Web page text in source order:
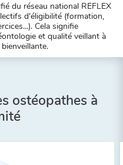
du réseau national REFLEX
d'éligibilité (formation,
Cela signifie
et qualité veillant à
ostéopathes à